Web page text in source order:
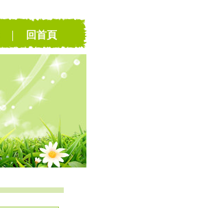
回首頁